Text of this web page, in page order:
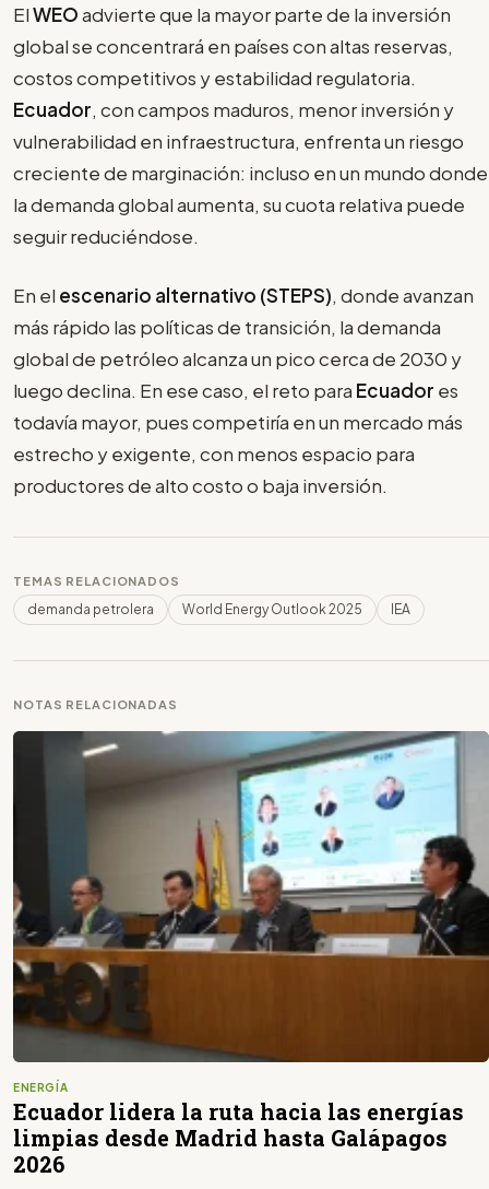
ElWEOadvierte que la mayor parte de la inversión
global se concentrará en países con altas reservas,
costos competitivos y estabilidad regulatoria.
Ecuador, con campos maduros, menor inversión y
vulnerabilidad en infraestructura, enfrenta un riesgo
creciente de marginación: incluso en un mundo donde
la demanda global aumenta, su cuota relativa puede
seguir reduciéndose.
En el escenario alternativo (STEPS), donde avanzan
más rápido las políticas de transición, la demanda
global de petróleo alcanza un pico cerca de 2030 y
luego declina. En ese caso, el reto para Ecuador es
todavía mayor, pues competiría en un mercado más
estrecho y exigente, con menos espacio para
productores de alto costo o baja inversión.
TEMAS RELACIONADOS
demanda petrolera World Energy Outlook 2025 IEA
NOTAS RELACIONADAS
ENERGÍA
Ecuador lidera la ruta hacia las energías
limpias desde Madrid hasta Galápagos
2026